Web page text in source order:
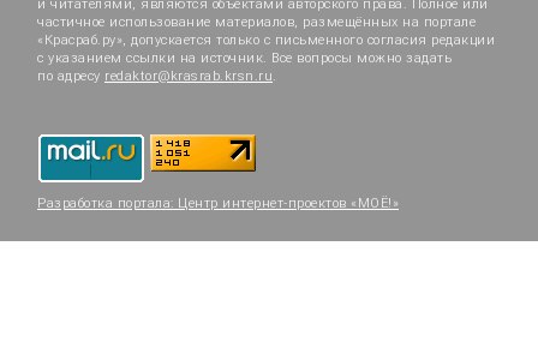
и читателями, являются объектами авторского права. Полное или
частичное использование материалов, размещённых на портале
«Красраб.ру», допускается только с письменного согласия редакции
с указанием ссылки на источник. Все вопросы можно задать
по адресу redaktor@krasrab.krsn.ru.
Разработка портала: Центр интернет-проектов «МОЁ!»